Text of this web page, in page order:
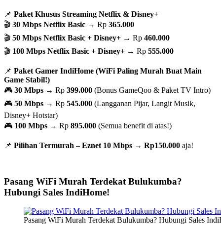
📌 Paket Khusus Streaming Netflix & Disney+
🎬 30 Mbps Netflix Basic → Rp 365.000
🎬 50 Mbps Netflix Basic + Disney+ → Rp 460.000
🎬 100 Mbps Netflix Basic + Disney+ → Rp 555.000
📌 Paket Gamer IndiHome (WiFi Paling Murah Buat Main
Game Stabil!)
🎮 30 Mbps → Rp 399.000 (Bonus GameQoo & Paket TV Intro)
🎮 50 Mbps → Rp 545.000 (Langganan Pijar, Langit Musik,
Disney+ Hotstar)
🎮 100 Mbps → Rp 895.000 (Semua benefit di atas!)
📌 Pilihan Termurah – Eznet 10 Mbps → Rp150.000 aja!
Pasang WiFi Murah Terdekat Bulukumba?
Hubungi Sales IndiHome!
Pasang WiFi Murah Terdekat Bulukumba? Hubungi Sales